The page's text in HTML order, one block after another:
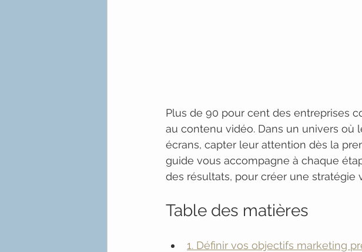
Plus de 90 pour cent des entreprises
au contenu vidéo. Dans un univers
écrans, capter leur attention dès la
guide vous accompagne à chaque
des résultats, pour créer une
Table des matières
1. Définir vos objectifs marketing